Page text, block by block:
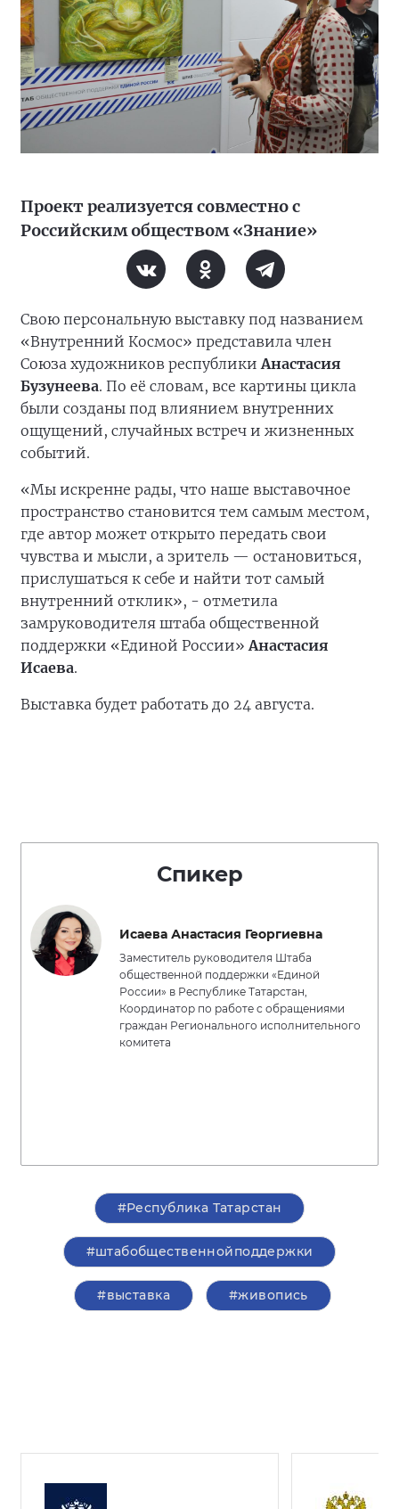
Проект реализуется совместно с
Российским обществом «Знание»
Свою персональную выставку под названием
«Внутренний Космос» представила член
Союза художников республики Анастасия
Бузунеева. По её словам, все картины цикла
были созданы под влиянием внутренних
ощущений, случайных встреч и жизненных
событий.
«Мы искренне рады, что наше выставочное
пространство становится тем самым местом,
где автор может открыто передать свои
чувства и мысли, а зритель — остановиться,
прислушаться к себе и найти тот самый
внутренний отклик», - отметила
замруководителя штаба общественной
поддержки «Единой России»Анастасия
Исаева.
Выставка будет работать до 24 августа.
Спикер
Исаева Анастасия Георгиевна
Заместитель руководителя Штаба
общественной поддержки «Единой
России» в Республике Татарстан,
Координатор по работе с обращениями
граждан Регионального исполнительного
комитета
#Республика Татарстан
#штабобщественнойподдержки
#выставка #живопись